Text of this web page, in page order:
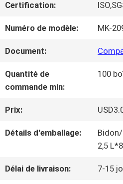
DE
NOUS
Certification:
Numéro de modèle: MK-
Document:
Quantité de
commande min:
100
Prix:
Détails d'emballage:
2,5
Délai de livraison: 7-15